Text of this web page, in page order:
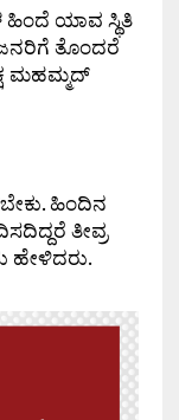
ಹಿಂದೆ ಯಾವ ಸ್ಥಿತಿ
ತೊಂದರೆ
ಮಹಮ್ಮದ್
ಹಿಂದಿನ
ತೀವ್ರ
ಹೇಳಿದರು.